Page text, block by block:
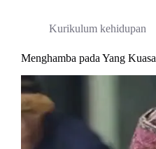
Kurikulum kehidupan
Menghamba pada Yang Kuasa